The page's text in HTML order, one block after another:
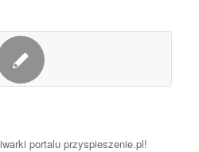
portalu przyspieszenie.pl!